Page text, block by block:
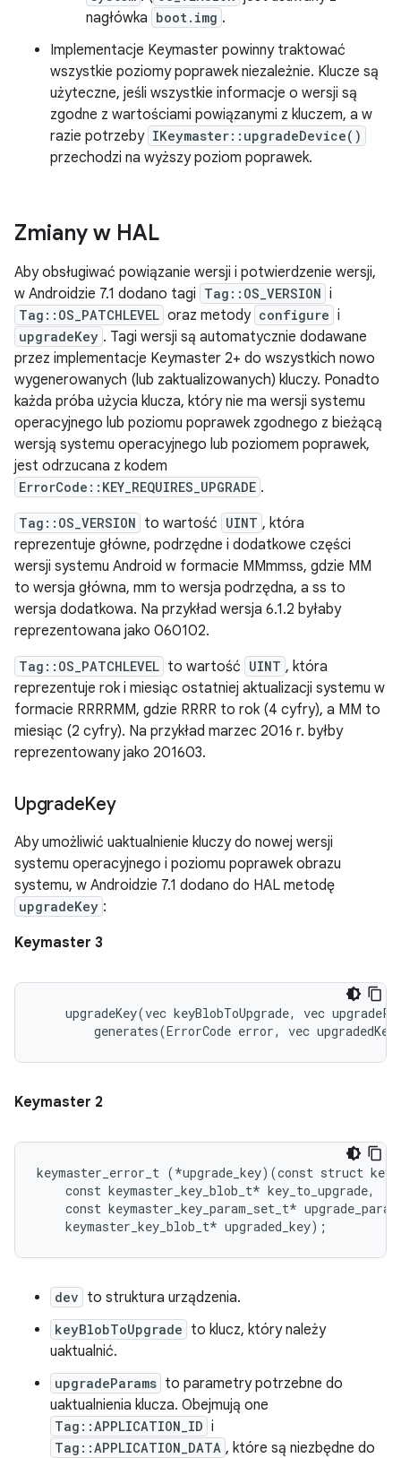
nagłówka boot.img .
Implementacje Keymaster powinny traktować
wszystkie poziomy poprawek niezależnie. Klucze są
użyteczne, jeśli wszystkie informacje o wersji są
zgodne z wartościami powiązanymi z kluczem, a w
razie potrzeby IKeymaster::upgradeDevice()
przechodzi na wyższy poziom poprawek.
Zmiany w HAL
Aby obsługiwać powiązanie wersji i potwierdzenie wersji,
w Androidzie 7.1 dodano tagi Tag::OS_VERSION i
Tag::OS_PATCHLEVEL oraz metody configure i
upgradeKey . Tagi wersji są automatycznie dodawane
przez implementacje Keymaster 2+ do wszystkich nowo
wygenerowanych (lub zaktualizowanych) kluczy. Ponadto
każda próba użycia klucza, który nie ma wersji systemu
operacyjnego lub poziomu poprawek zgodnego z bieżącą
wersją systemu operacyjnego lub poziomem poprawek,
jest odrzucana z kodem
ErrorCode::KEY_REQUIRES_UPGRADE .
Tag::OS_VERSION to wartość UINT , która
reprezentuje główne, podrzędne i dodatkowe części
wersji systemu Android w formacie MMmmss, gdzie MM
to wersja główna, mm to wersja podrzędna, a ss to
wersja dodatkowa. Na przykład wersja 6.1.2 byłaby
reprezentowana jako 060102.
Tag::OS_PATCHLEVEL to wartość UINT , która
reprezentuje rok i miesiąc ostatniej aktualizacji systemu w
formacie RRRRMM, gdzie RRRR to rok (4 cyfry), a MM to
miesiąc (2 cyfry). Na przykład marzec 2016 r. byłby
reprezentowany jako 201603.
UpgradeKey
Aby umożliwić uaktualnienie kluczy do nowej wersji
systemu operacyjnego i poziomu poprawek obrazu
systemu, w Androidzie 7.1 dodano do HAL metodę
upgradeKey :
Keymaster 3
upgradeKey(vec keyBlobToUpgrade, vec
Keymaster 2
keymaster_error_t (*upgrade_key)(const struct
    const keymaster_key_blob_t* key_to_upgrade,
const keymaster_key_param_set_t*
dev to struktura urządzenia.
keyBlobToUpgrade to klucz, który należy
uaktualnić.
upgradeParams to parametry potrzebne do
uaktualnienia klucza. Obejmują one
Tag::APPLICATION_ID i
Tag::APPLICATION_DATA , które są niezbędne do